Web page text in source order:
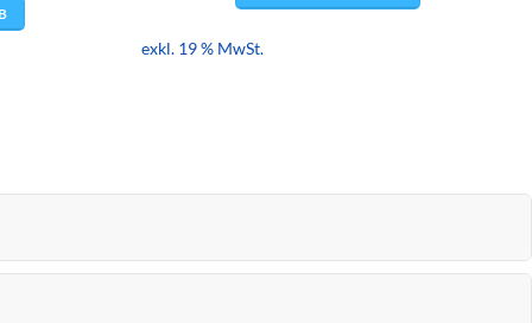
exkl. 19 % MwSt.